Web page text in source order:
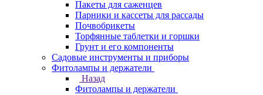
Пакеты для саженцев
Парники и кассеты для рассады
Почвобрикеты
Торфянные таблетки и горшки
Грунт и его компоненты
Садовые инструменты и приборы
Фитолампы и держатели
Назад
Фитолампы и держатели